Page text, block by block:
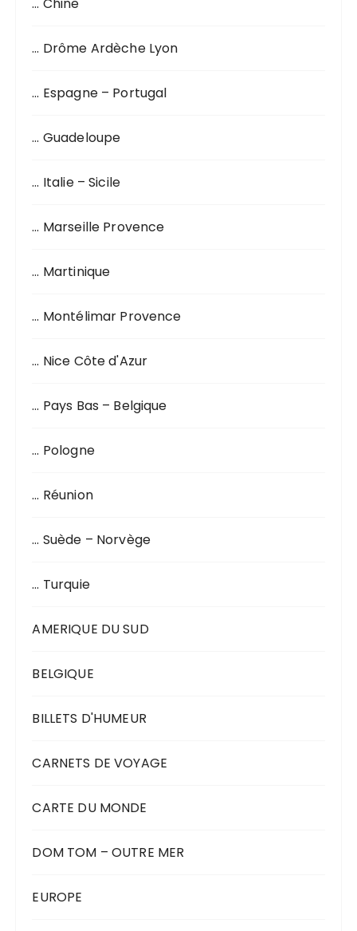
e
… Drôme Ardèche Lyon
… Espagne – Portugal
… Guadeloupe
… Italie – Sicile
… Marseille Provence
… Martinique
… Montélimar Provence
… Nice Côte d'Azur
… Pays Bas – Belgique
… Pologne
… Réunion
… Suède – Norvège
… Turquie
AMERIQUE DU SUD
BELGIQUE
BILLETS D'HUMEUR
CARNETS DE VOYAGE
CARTE DU MONDE
DOM TOM – OUTRE MER
EUROPE